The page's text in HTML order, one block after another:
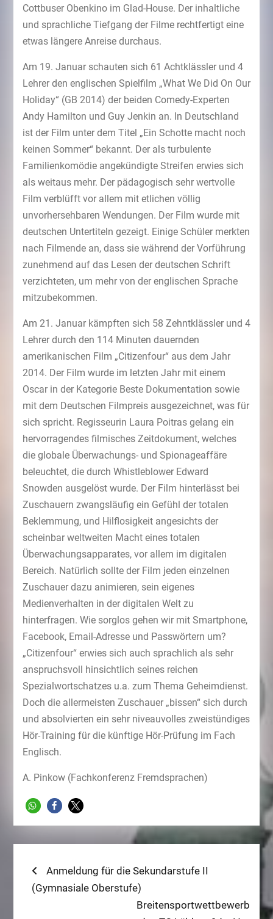
Cottbuser Obenkino im Glad-House. Der inhaltliche
und sprachliche Tiefgang der Filme rechtfertigt eine
etwas längere Anreise durchaus.
Am 19. Januar schauten sich 61 Achtklässler und 4
Lehrer den englischen Spielfilm „What We Did On Our
Holiday“ (GB 2014) der beiden Comedy-Experten
Andy Hamilton und Guy Jenkin an. In Deutschland
ist der Film unter dem Titel „Ein Schotte macht noch
keinen Sommer“ bekannt. Der als turbulente
Familienkomödie angekündigte Streifen erwies sich
als weitaus mehr. Der pädagogisch sehr wertvolle
Film verblüfft vor allem mit etlichen völlig
unvorhersehbaren Wendungen. Der Film wurde mit
deutschen Untertiteln gezeigt. Einige Schüler merkten
nach Filmende an, dass sie während der Vorführung
zunehmend auf das Lesen der deutschen Schrift
verzichteten, um mehr von der englischen Sprache
mitzubekommen.
Am 21. Januar kämpften sich 58 Zehntklässler und 4
Lehrer durch den 114 Minuten dauernden
amerikanischen Film „Citizenfour“ aus dem Jahr
2014. Der Film wurde im letzten Jahr mit einem
Oscar in der Kategorie Beste Dokumentation sowie
mit dem Deutschen Filmpreis ausgezeichnet, was für
sich spricht. Regisseurin Laura Poitras gelang ein
hervorragendes filmisches Zeitdokument, welches
die globale Überwachungs- und Spionageaffäre
beleuchtet, die durch Whistleblower Edward
Snowden ausgelöst wurde. Der Film hinterlässt bei
Zuschauern zwangsläufig ein Gefühl der totalen
Beklemmung, und Hilflosigkeit angesichts der
scheinbar weltweiten Macht eines totalen
Überwachungsapparates, vor allem im digitalen
Bereich. Natürlich sollte der Film jeden einzelnen
Zuschauer dazu animieren, sein eigenes
Medienverhalten in der digitalen Welt zu
hinterfragen. Wie sorglos gehen wir mit Smartphone,
Facebook, Email-Adresse und Passwörtern um?
„Citizenfour“ erwies sich auch sprachlich als sehr
anspruchsvoll hinsichtlich seines reichen
Spezialwortschatzes u.a. zum Thema Geheimdienst.
Doch die allermeisten Zuschauer „bissen“ sich durch
und absolvierten ein sehr niveauvolles zweistündiges
Hör-Training für die künftige Hör-Prüfung im Fach
Englisch.
A. Pinkow (Fachkonferenz Fremdsprachen)
Beitragsnavigation
Previous
post:
Anmeldung für die Sekundarstufe II
(Gymnasiale Oberstufe)
Next
Breitensportwettbewerb